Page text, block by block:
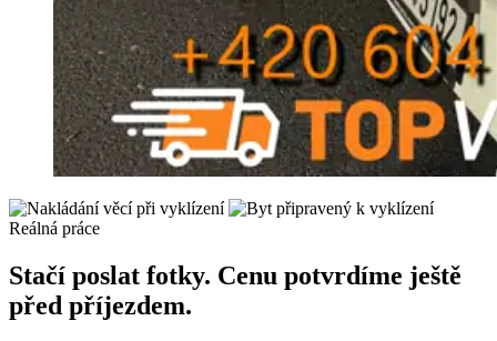
Reálná práce
Stačí poslat fotky. Cenu potvrdíme ještě
před příjezdem.